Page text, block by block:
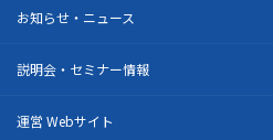
お知らせ・ニュース
説明会・セミナー情報
運営 Webサイト